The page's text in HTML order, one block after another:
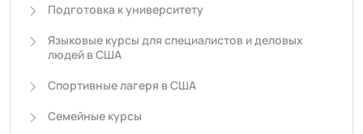
Подготовка к университету
Языковые курсы для специалистов и деловых
людей в США
Спортивные лагеря в США
Семейные курсы